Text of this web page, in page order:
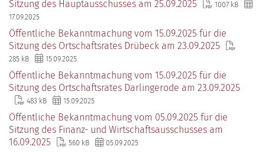
Sitzung des Hauptausschusses am 25.09.2025
1007 kB
17.09.2025
Öffentliche Bekanntmachung vom 15.09.2025 für die
Sitzung des Ortschaftsrates Drübeck am 23.09.2025
285 kB 15.09.2025
Öffentliche Bekanntmachung vom 15.09.2025 für die
Sitzung des Ortschaftsrates Darlingerode am 23.09.2025
483 kB 15.09.2025
Öffentliche Bekanntmachung vom 05.09.2025 für die
Sitzung des Finanz- und Wirtschaftsausschusses am
16.09.2025
560 kB 05.09.2025